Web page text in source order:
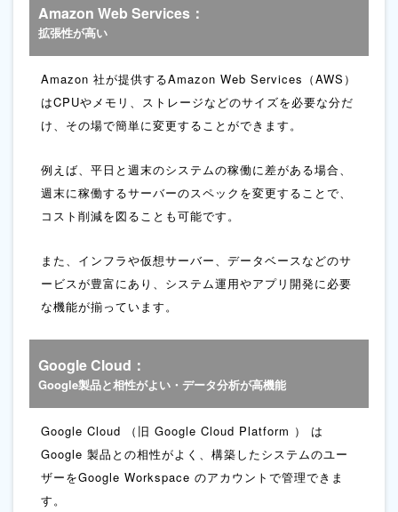
Amazon Web Services：
拡張性が高い
Amazon 社が提供するAmazon Web Services（AWS）
はCPUやメモリ、ストレージなどのサイズを必要な分だ
け、 その場で簡単に変更することができます。
例えば、平日と週末のシステムの稼働に差がある場合、
週末に稼働するサーバーのスペックを変更することで、
コスト削減を図ることも可能です。
また、インフラや仮想サーバー、データベースなどのサ
ービスが豊富にあり、 システム運用やアプリ開発に必要
な機能が揃っています。
Google Cloud：
Google製品と相性がよい・データ分析が高機能
Google Cloud （旧 Google Cloud Platform ） は
Google 製品との相性がよく、 構築したシステムのユー
ザーをGoogle Workspace のアカウントで管理できま
す。